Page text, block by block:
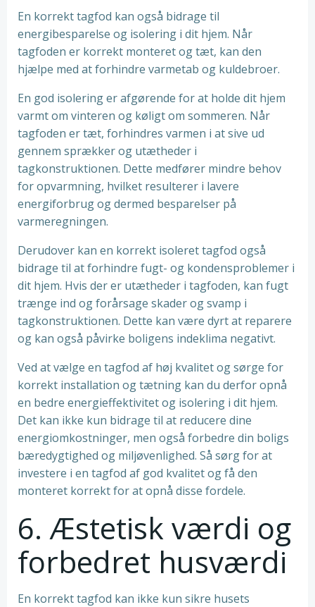
En korrekt tagfod kan også bidrage til
energibesparelse og isolering i dit hjem. Når
tagfoden er korrekt monteret og tæt, kan den
hjælpe med at forhindre varmetab og kuldebroer.
En god isolering er afgørende for at holde dit hjem
varmt om vinteren og køligt om sommeren. Når
tagfoden er tæt, forhindres varmen i at sive ud
gennem sprækker og utætheder i
tagkonstruktionen. Dette medfører mindre behov
for opvarmning, hvilket resulterer i lavere
energiforbrug og dermed besparelser på
varmeregningen.
Derudover kan en korrekt isoleret tagfod også
bidrage til at forhindre fugt- og kondensproblemer i
dit hjem. Hvis der er utætheder i tagfoden, kan fugt
trænge ind og forårsage skader og svamp i
tagkonstruktionen. Dette kan være dyrt at reparere
og kan også påvirke boligens indeklima negativt.
Ved at vælge en tagfod af høj kvalitet og sørge for
korrekt installation og tætning kan du derfor opnå
en bedre energieffektivitet og isolering i dit hjem.
Det kan ikke kun bidrage til at reducere dine
energiomkostninger, men også forbedre din boligs
bæredygtighed og miljøvenlighed. Så sørg for at
investere i en tagfod af god kvalitet og få den
monteret korrekt for at opnå disse fordele.
6. Æstetisk værdi og
forbedret husværdi
En korrekt tagfod kan ikke kun sikre husets